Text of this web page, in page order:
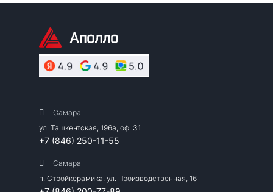
Самара
ул. Ташкентская, 196а, оф. 31
+7 (846) 250-11-55
Самара
п. Стройкерамика, ул. Производственная, 16